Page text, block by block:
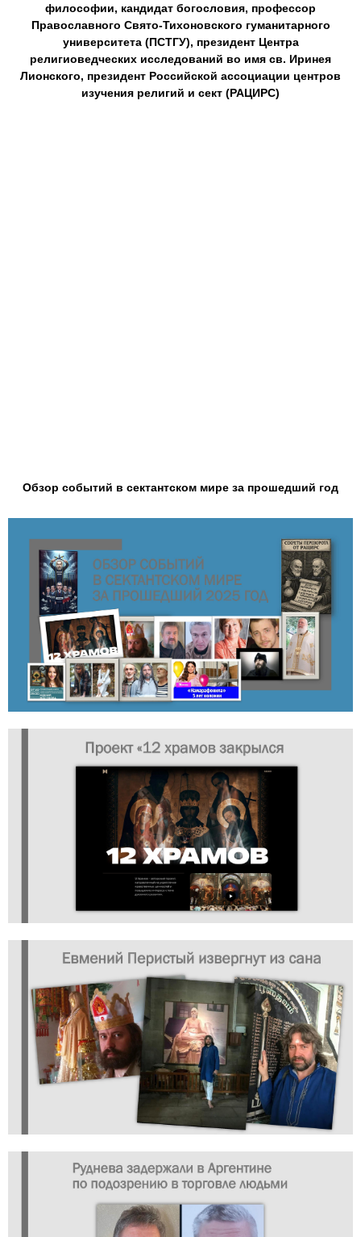
философии, кандидат богословия, профессор
Православного Свято-Тихоновского гуманитарного
университета (ПСТГУ), президент Центра
религиоведческих исследований во имя св. Иринея
Лионского, президент Российской ассоциации центров
изучения религий и сект (РАЦИРС)
Обзор событий в сектантском мире за прошедший год